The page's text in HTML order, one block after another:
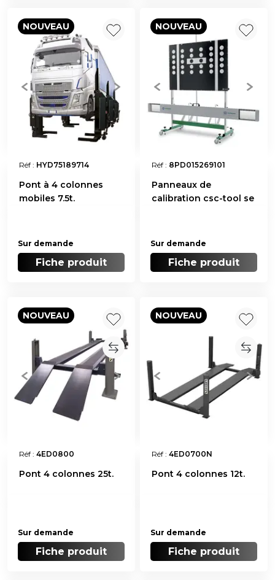
NOUVEAU
Réf : HYD75189714
Pont à 4 colonnes
mobiles 7.5t.
Sur demande
Fiche produit
NOUVEAU
Réf : 8PD015269101
Panneaux de
calibration csc-tool se
Sur demande
Fiche produit
NOUVEAU
Réf : 4ED0800
Pont 4 colonnes 25t.
Sur demande
Fiche produit
NOUVEAU
Réf : 4ED0700N
Pont 4 colonnes 12t.
Sur demande
Fiche produit